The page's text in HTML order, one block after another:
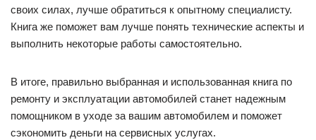
своих силах, лучше обратиться к опытному специалисту.
Книга же поможет вам лучше понять технические аспекты и
выполнить некоторые работы самостоятельно.
В итоге, правильно выбранная и использованная книга по
ремонту и эксплуатации автомобилей станет надежным
помощником в уходе за вашим автомобилем и поможет
сэкономить деньги на сервисных услугах.